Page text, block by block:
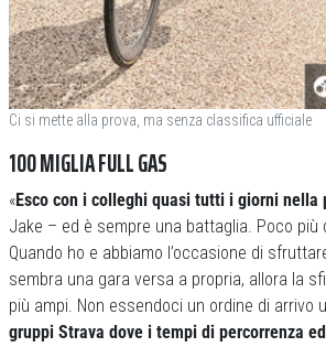
Ci si mette alla prova, ma senza classifica ufficiale
100 MIGLIA FULL GAS
«Esco con i colleghi quasi tutti i giorni nella
Jake – ed è sempre una battaglia. Poco più
Quando ho e abbiamo l’occasione di
sembra una gara versa a propria, allora la
più ampi. Non essendoci un ordine di arrivo
gruppi Strava dove i tempi di percorrenza